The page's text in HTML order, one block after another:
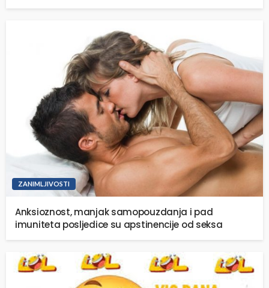
ZANIMLJIVOSTI
Anksioznost, manjak samopouzdanja i pad
imuniteta posljedice su apstinencije od seksa